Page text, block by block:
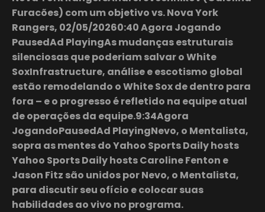
Furacões) com um objetivo vs. Nova York
Rangers, 02/05/20260:40 Agora Jogando
PausedAd PlayingAs mudanças estruturais
silenciosas que poderiam salvar o White
SoxInfrastructure, análise e escotismo global
estão remodelando o White Sox de dentro para
fora – e o progresso é refletido na equipe atual
de operações da equipe.9:34Agora
JogandoPausedAd PlayingNevo, o Mentalista,
sopra as mentes do Yahoo Sports Daily hosts
Yahoo Sports Daily hosts Caroline Fenton e
Jason Fitz são unidos por Nevo, o Mentalista,
para discutir seu ofício e colocar suas
habilidades ao vivo no programa.